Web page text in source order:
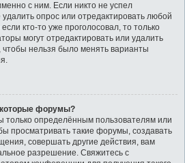
с ним. Если никто не успел
опрос или отредактировать любой
кто-то уже проголосовал, то только
могут отредактировать или удалить
чтобы нельзя было менять варианты
форумы?
определённым пользователям или
просматривать такие форумы, создавать
совершать другие действия, вам
разрешение. Свяжитесь с